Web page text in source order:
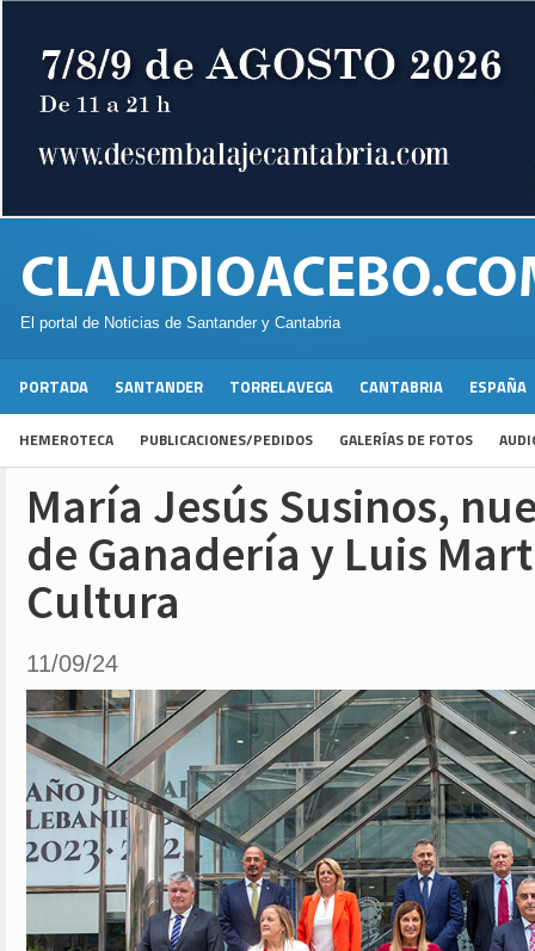
El portal de Noticias de Santander y Cantabria
PORTADA SANTANDER TORRELAVEGA CANTABRIA ESPAÑA
HEMEROTECA PUBLICACIONES/PEDIDOS GALERÍAS DE FOTOS
María Jesús Susinos,
de Ganadería y Luis
Cultura
11/09/24